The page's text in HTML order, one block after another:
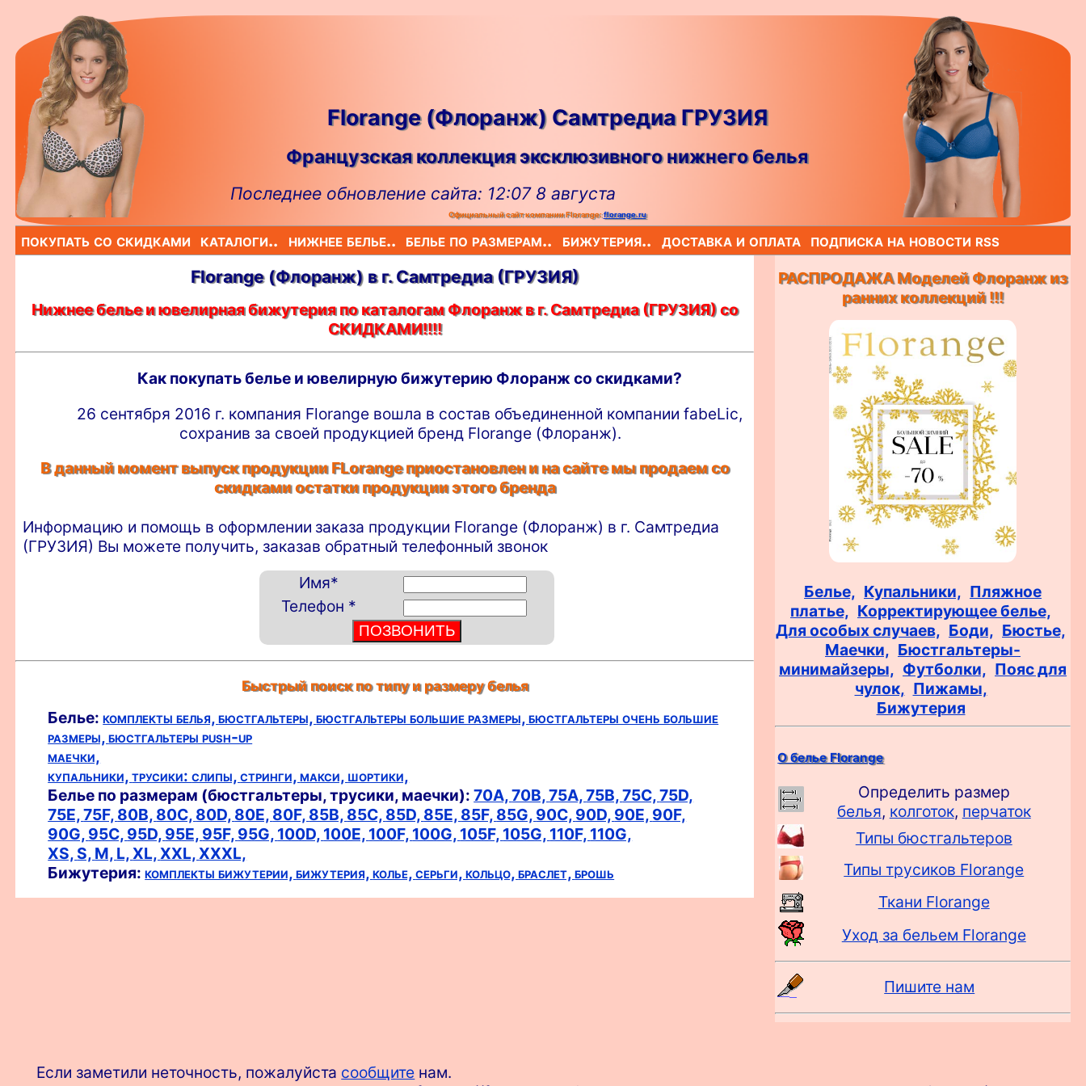
Florange (Флоранж) Самтредиа ГРУЗИЯ
Французская коллекция эксклюзивного нижнего белья
Последнее обновление сайта: 12:07 8 августа
Официальный сайт компании Florange:florange.ru
покупать со скидками каталоги.. нижнее белье.. белье по размерам.. бижутерия.. доставка и оплата подписка на новости rss
Florange (Флоранж) в г. Самтредиа (ГРУЗИЯ)
Нижнее белье и ювелирная бижутерия по каталогам Флоранж в г. Самтредиа (ГРУЗИЯ) со
СКИДКАМИ!!!!
Как покупать белье и ювелирную бижутерию Флоранж со скидками?
26 сентября 2016 г. компания Florange вошла в состав объединенной компании fabeLic,
сохранив за своей продукцией бренд Florange (Флоранж).
В данный момент выпуск продукции FLorange приостановлен и на сайте мы продаем со
скидками остатки продукции этого бренда
Информацию и помощь в оформлении заказа продукции Florange (Флоранж) в г. Самтредиа
(ГРУЗИЯ) Вы можете получить, заказав обратный телефонный звонок
Имя*
Телефон *
Быстрый поиск по типу и размеру белья
Белье:комплекты белья,бюстгальтеры,бюстгальтеры большие размеры,бюстгальтеры очень большие
размеры,бюстгальтеры push-up
маечки,
купальники,трусики:слипы,стринги,макси, шортики,
Белье по размерам (бюстгальтеры, трусики, маечки):70A,70B,75A,75B,75C,75D,
75E,75F, 80B, 80C, 80D, 80E, 80F, 85B, 85C, 85D, 85E, 85F, 85G, 90C, 90D, 90E, 90F,
90G, 95C, 95D, 95E, 95F, 95G, 100D, 100E, 100F, 100G, 105F, 105G, 110F, 110G,
XS, S, M, L,XL,XXL,XXXL,
Бижутерия:комплекты бижутерии,бижутерия,колье,серьги,кольцо,браслет,брошь
РАСПРОДАЖА Моделей Флоранж из
ранних коллекций !!!
Белье, Купальники, Пляжное
платье, Корректирующее белье,
Для особых случаев, Боди, Бюстье,
Маечки, Бюстгальтеры-
минимайзеры, Футболки, Пояс для
чулок, Пижамы,
Бижутерия
О белье Florange
Определить размер
белья, колготок, перчаток
Типы бюстгальтеров
Типы трусиков Florange
Ткани Florange
Уход за бельем Florange
Пишите нам
Если заметили неточность, пожалуйста сообщите нам.